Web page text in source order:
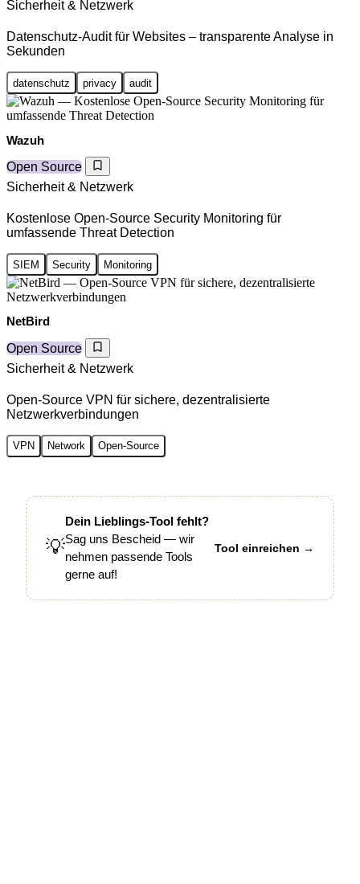
Sicherheit & Netzwerk
Datenschutz-Audit für Websites – transparente Analyse in
Sekunden
datenschutz privacy audit
Wazuh
Open Source
Sicherheit & Netzwerk
Kostenlose Open-Source Security Monitoring für
umfassende Threat Detection
SIEM Security Monitoring
NetBird
Open Source
Sicherheit & Netzwerk
Open-Source VPN für sichere, dezentralisierte
Netzwerkverbindungen
VPN Network Open-Source
💡
Dein Lieblings-Tool fehlt?
Sag uns Bescheid — wir
nehmen passende Tools
gerne auf!
Tool einreichen →